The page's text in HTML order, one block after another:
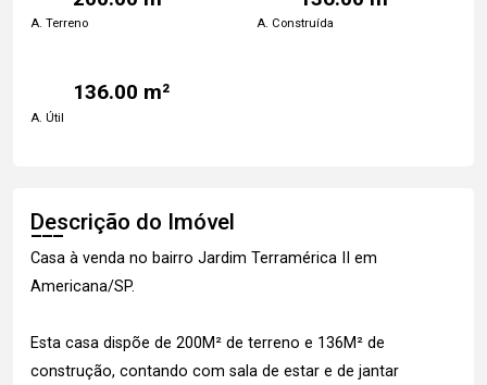
A. Terreno A. Construída
136.00 m²
A. Útil
Descrição do Imóvel
Casa à venda no bairro Jardim Terramérica II em
Americana/SP.
Esta casa dispõe de 200M² de terreno e 136M² de
construção, contando com sala de estar e de jantar